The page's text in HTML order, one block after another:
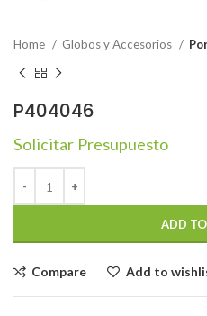
Home Globos y Accesorios
P404046
Solicitar Presupuesto
ADD
Compare Add to